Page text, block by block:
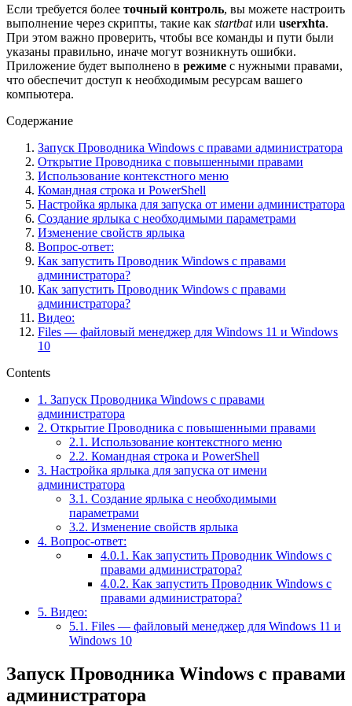
Если требуется более точный контроль, вы можете настроить
выполнение через скрипты, такие как startbatили userxhta.
При этом важно проверить, чтобы все команды и пути были
указаны правильно, иначе могут возникнуть ошибки.
Приложение будет выполнено в режиме с нужными правами,
что обеспечит доступ к необходимым ресурсам вашего
компьютера.
Содержание
Запуск Проводника Windows с правами администратора
Открытие Проводника с повышенными правами
Использование контекстного меню
Командная строка и PowerShell
Настройка ярлыка для запуска от имени администратора
Создание ярлыка с необходимыми параметрами
Изменение свойств ярлыка
Вопрос-ответ:
Как запустить Проводник Windows с правами
администратора?
Как запустить Проводник Windows с правами
администратора?
Видео:
Files — файловый менеджер для Windows 11 и Windows
10
Contents
1. Запуск Проводника Windows с правами
администратора
2. Открытие Проводника с повышенными правами
2.1. Использование контекстного меню
2.2. Командная строка и PowerShell
3. Настройка ярлыка для запуска от имени
администратора
3.1. Создание ярлыка с необходимыми
параметрами
3.2. Изменение свойств ярлыка
4. Вопрос-ответ:
4.0.1. Как запустить Проводник Windows с
правами администратора?
4.0.2. Как запустить Проводник Windows с
правами администратора?
5. Видео:
5.1. Files — файловый менеджер для Windows 11 и
Windows 10
Запуск Проводника Windows с правами
администратора